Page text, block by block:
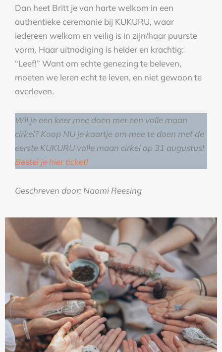
Dan heet Britt je van harte welkom in een
authentieke ceremonie bij KUKURU, waar
iedereen welkom en veilig is in zijn/haar puurste
vorm. Haar uitnodiging is helder en krachtig:
“Leef!” Want om echte genezing te beleven,
moeten we leren echt te leven, en niet gewoon te
overleven.
Wil je een keer mee doen met een volle maan
cirkel? Koop NU je kaartje om mee te doen met de
eerste KUKURU volle maan cirkel op 31 augustus!
Bestel je hier ticket!
Geschreven door: Naomi Reesing